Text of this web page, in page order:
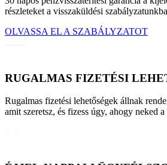
részleteket a visszaküldési
OLVASSA EL A SZABÁLYZATOT
RUGALMAS FIZETÉSI
Rugalmas fizetési lehetőségek állnak
amit szeretsz, és fizess úgy, ahogy neked